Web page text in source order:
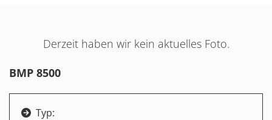
Derzeit haben wir kein aktuelles Foto.
BMP 8500
 Typ: